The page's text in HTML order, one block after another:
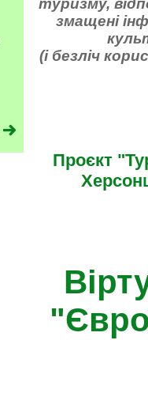
туризму,
змащені
(і безліч
Проєкт